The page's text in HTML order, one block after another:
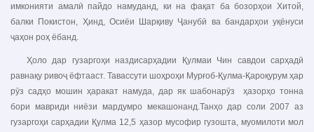
имконияти амалӣ пайдо намуданд, ки на фақат ба бозорҳои Хитой,
балки Покистон, Ҳинд, Осиёи Шарқиву Ҷанубӣ ва бандарҳои уқёнуси
ҷаҳон роҳ ёбанд.
Ҳоло дар гузаргоҳи наздисарҳадии Қулмаи Чин савдои сарҳадӣ
равнақу ривоҷ ёфтааст. Тавассути шоҳроҳи Мурғоб-Қулма-Қароқурум ҳар
рӯз садҳо мошин ҳаракат намуда, дар як шабонарӯз ҳазорҳо тонна
бори мавриди ниёзи мардумро мекашонанд.Танҳо дар соли 2007 аз
гузаргоҳи сарҳадии Қулма 12,5 ҳазор мусофир гузошта, муомилоти мол